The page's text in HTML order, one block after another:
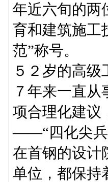
年近六旬的两
育和建筑施工
范”称号。
５２岁的高
７年来一直
项合理化建议
——“四化尖兵
在首钢的设计
单位，都保持